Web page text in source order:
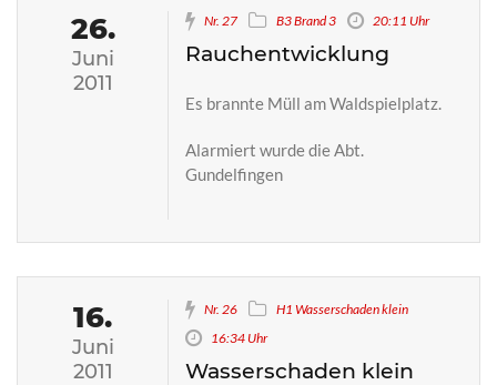
26.
Juni
2011
Nr. 27 B3 Brand 3 20:11 Uhr
Rauchentwicklung
Es brannte Müll am Waldspielplatz.
Alarmiert wurde die Abt.
Gundelfingen
16.
Juni
2011
Nr. 26
H1 Wasserschaden klein
16:34 Uhr
Wasserschaden klein